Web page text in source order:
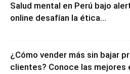
Salud mental en Perú bajo
online desafían la ética...
¿Cómo vender más sin bajar
clientes? Conoce las mejores